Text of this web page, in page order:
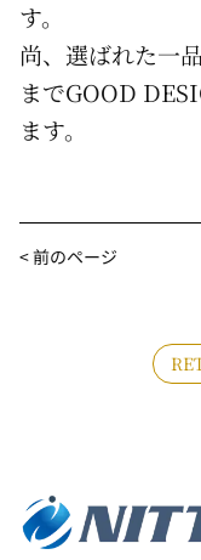
す。
尚、選ばれた一
までGOOD
ます。
< 前のページ